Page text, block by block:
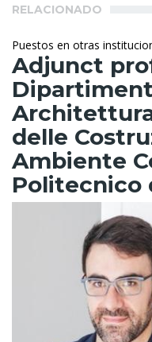
RELACIONADO
Puestos en otras
Adjunct
delle
Ambiente
Politecnico